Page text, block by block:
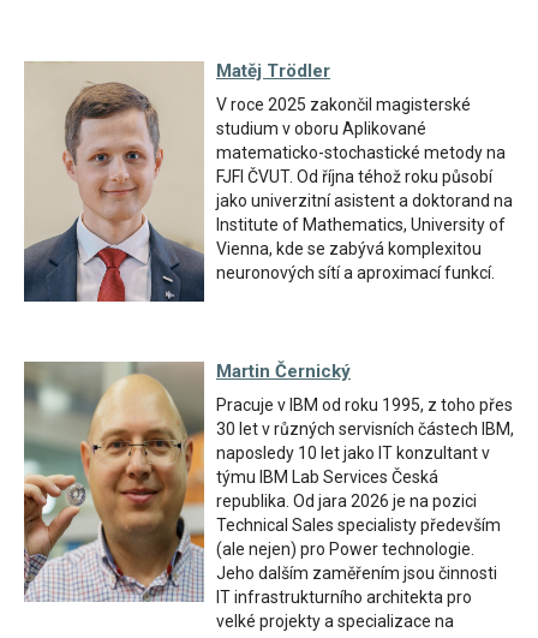
Matěj Trödler
V roce 2025 zakončil magisterské
studium v oboru Aplikované
matematicko-stochastické metody na
FJFI ČVUT. Od října téhož roku působí
jako univerzitní asistent a doktorand na
Institute of Mathematics, University of
Vienna, kde se zabývá komplexitou
neuronových sítí a aproximací funkcí.
Martin Černický
Pracuje v IBM od roku 1995, z toho přes
30 let v různých servisních částech IBM,
naposledy 10 let jako IT konzultant v
týmu IBM Lab Services Česká
republika. Od jara 2026 je na pozici
Technical Sales specialisty především
(ale nejen) pro Power technologie.
Jeho dalším zaměřením jsou činnosti
IT infrastrukturního architekta pro
velké projekty a specializace na